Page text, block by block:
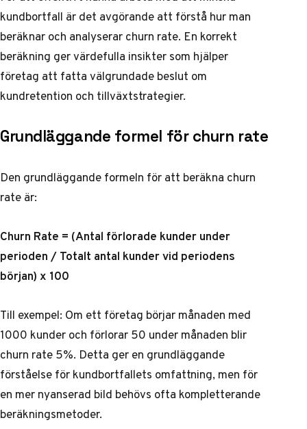
kundbortfall är det avgörande att förstå hur man
beräknar och analyserar churn rate. En korrekt
beräkning ger värdefulla insikter som hjälper
företag att fatta välgrundade beslut om
kundretention och tillväxtstrategier.
Grundläggande formel för churn rate
Den grundläggande formeln för att beräkna churn
rate är:
Churn Rate = (Antal förlorade kunder under
perioden / Totalt antal kunder vid periodens
början) x 100
Till exempel: Om ett företag börjar månaden med
1000 kunder och förlorar 50 under månaden blir
churn rate 5%. Detta ger en grundläggande
förståelse för kundbortfallets omfattning, men för
en mer nyanserad bild behövs ofta kompletterande
beräkningsmetoder.